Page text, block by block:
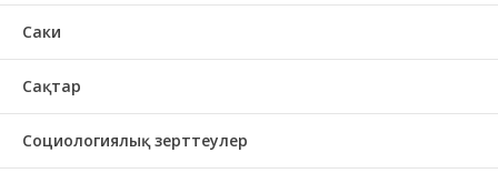
Саки
Сақтар
Социологиялық зерттеулер